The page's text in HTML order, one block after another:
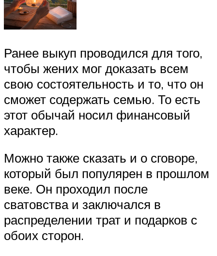
Ранее выкуп проводился для того,
чтобы жених мог доказать всем
свою состоятельность и то, что он
сможет содержать семью. То есть
этот обычай носил финансовый
характер.
Можно также сказать и о сговоре,
который был популярен в прошлом
веке. Он проходил после
сватовства и заключался в
распределении трат и подарков с
обоих сторон.